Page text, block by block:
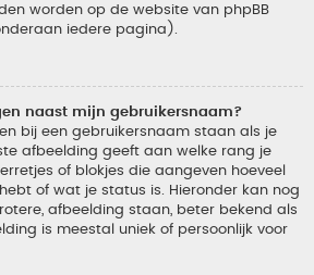
worden op de website van phpBB
iedere pagina).
naast mijn gebruikersnaam?
bij een gebruikersnaam staan als je
afbeelding geeft aan welke rang je
of blokjes die aangeven hoeveel
of wat je status is. Hieronder kan nog
afbeelding staan, beter bekend als
is meestal uniek of persoonlijk voor